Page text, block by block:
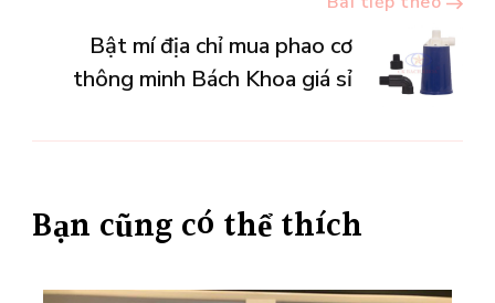
viết
Bật mí địa chỉ mua phao cơ
thông minh Bách Khoa giá sỉ
Bạn cũng có thể thích